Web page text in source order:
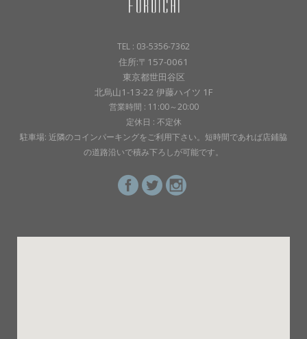
TEL : 03-5356-7362
住所:〒157-0061
東京都世田谷区
北烏山1-13-22 伊藤ハイツ 1F
営業時間 : 11:00～20:00
定休日 : 不定休
駐車場: 近隣のコインパーキングをご利用下さい。短時間であれば店鋪脇
の道路沿いで積み下ろしが可能です。